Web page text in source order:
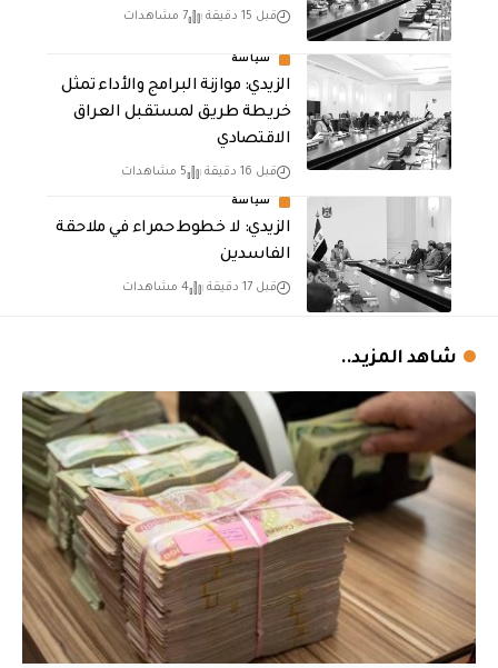
قبل 15 دقيقة 7 مشاهدات
سياسة
الزيدي: موازنة البرامج والأداء تمثل
خريطة طريق لمستقبل العراق
الاقتصادي
قبل 16 دقيقة 5 مشاهدات
سياسة
الزيدي: لا خطوط حمراء في ملاحقة
الفاسدين
قبل 17 دقيقة 4 مشاهدات
شاهد المزيد..